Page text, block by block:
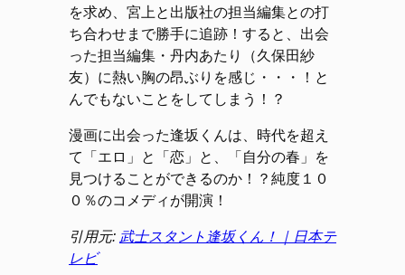
を求め、宮上と出版社の担当編集との打
ち合わせまで勝手に追跡！すると、出会
った担当編集・丹内あたり（久保田紗
友）に熱い胸の昂ぶりを感じ・・・！と
んでもないことをしてしまう！？
漫画に出会った逢坂くんは、時代を超え
て「エロ」と「恋」と、「自分の春」を
見つけることができるのか！？純度１０
０％のコメディが開演！
引用元: 武士スタント逢坂くん！｜日本テ
レビ